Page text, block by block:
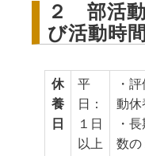
２ 部活
び活動時
休
養
日
平
日：
１日
以上
・
動休
・
数の